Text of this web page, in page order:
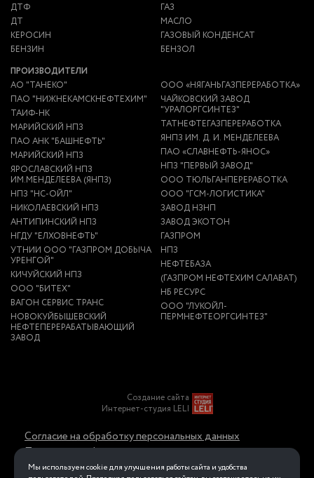
ДТФ
ДТ
КЕРОСИН
БЕНЗИН
ГАЗ
МАСЛО
ГАЗОВЫЙ КОНДЕНСАТ
БЕНЗОЛ
ПРОИЗВОДИТЕЛИ
АО "ТАНЕКО"
ПАО "НИЖНЕКАМСКНЕФТЕХИМ"
ТАИФ-НК
МАРИЙСКИЙ НПЗ
ПАО АНК "БАШНЕФТЬ"
МАРИЙСКИЙ НПЗ
ЯРОСЛАВСКИЙ НПЗ
ИМ.МЕНДЕЛЕЕВА (ЯНПЗ)
НПЗ "НС-ОЙЛ"
НИКОЛАЕВСКИЙ НПЗ
АНТИПИНСКИЙ НПЗ
НГДУ "ЕЛХОВНЕФТЬ"
УТНИИ ООО "ГАЗПРОМ ДОБЫЧА
УРЕНГОЙ"
КИЧУЙСКИЙ НПЗ
ООО "БИТЕХ"
ВАГОН СЕРВИС ТРАНС
НОВОКУЙБЫШЕВСКИЙ
НЕФТЕПЕРЕРАБАТЫВАЮЩИЙ
ЗАВОД
ООО «НЯГАНЬГАЗПЕРЕРАБОТКА»
ЧАЙКОВСКИЙ ЗАВОД
"УРАЛОРГСИНТЕЗ"
ТАТНЕФТЕГАЗПЕРЕРАБОТКА
ЯНПЗ ИМ. Д. И. МЕНДЕЛЕЕВА
ПАО «СЛАВНЕФТЬ-ЯНОС»
НПЗ "ПЕРВЫЙ ЗАВОД"
ООО ТЮЛЬГАНПЕРЕРАБОТКА
ООО "ГСМ-ЛОГИСТИКА"
ЗАВОД НЗНП
ЗАВОД ЭКОТОН
ГАЗПРОМ
НПЗ
НЕФТЕБАЗА
(ГАЗПРОМ НЕФТЕХИМ САЛАВАТ)
НБ РЕСУРС
ООО "ЛУКОЙЛ-
ПЕРМНЕФТЕОРГСИНТЕЗ"
Создание сайта
Интернет-студия LELI
Согласие на обработку персональных данных
Политика конфиденциальности в отношении
обработки персональных данных
Мы используем cookie для улучшения работы сайта и удобства